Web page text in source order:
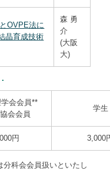
OVPE法に
晶育成技術
森 勇
介
(大阪
大)
会会員**
会会員
学生
円 3,000
科会会員扱いといたし